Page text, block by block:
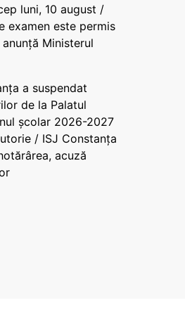
luni, 10 august /
examen este permis
Ministerul
a suspendat
de la Palatul
școlar 2026-2027
/ ISJ Constanța
acuză